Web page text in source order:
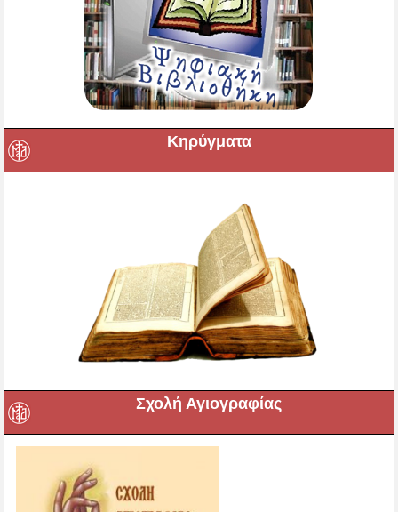
Κηρύγματα
Σχολή Αγιογραφίας